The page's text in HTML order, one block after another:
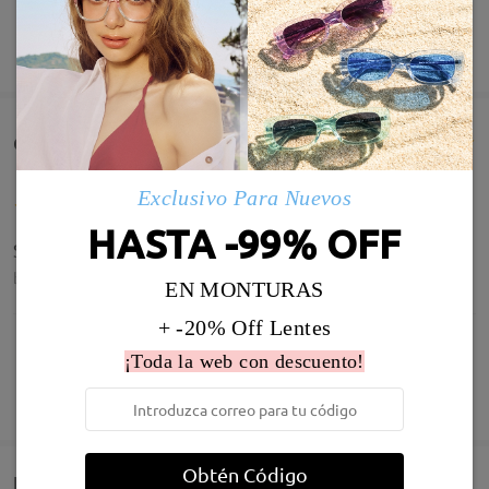
Infomación de Modelo
MOSTRAR MÁS
Comentarios de Clientes(141)
Super
by
Estoy feliz con ellas. Son preciosas!!
CarolinaonJul 25 , 2025
Entrega
Exclusivo Para Nuevos
HASTA -99% OFF
EN MONTURAS
+ -20% Off Lentes
¡Toda la web con descuento!
Obtén Código